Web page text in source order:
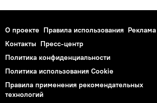
О проекте Правила использования Реклама
Контакты Пресс-центр
Политика конфиденциальности
Политика использования Cookie
Правила применения рекомендательных
технологий